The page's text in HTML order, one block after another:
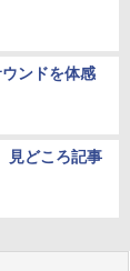
ンドを体感
見どころ記事